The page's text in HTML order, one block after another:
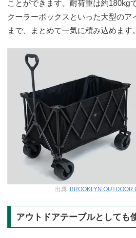
ことができます。耐荷重は約180kg
クーラーボックスといった大型のア
まで、まとめて一気に積み込めます。
出典: BROOKLYN OUTDOOR
アウトドアテーブルとしても